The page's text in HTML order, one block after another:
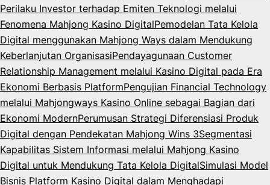
Perilaku Investor terhadap Emiten Teknologi melalui
Fenomena Mahjong Kasino DigitalPemodelan Tata Kelola
Digital menggunakan Mahjong Ways dalam Mendukung
Keberlanjutan OrganisasiPendayagunaan Customer
Relationship Management melalui Kasino Digital pada Era
Ekonomi Berbasis PlatformPengujian Financial Technology
melalui Mahjongways Kasino Online sebagai Bagian dari
Ekonomi ModernPerumusan Strategi Diferensiasi Produk
Digital dengan Pendekatan Mahjong Wins 3Segmentasi
Kapabilitas Sistem Informasi melalui Mahjong Kasino
Digital untuk Mendukung Tata Kelola DigitalSimulasi Model
Bisnis Platform Kasino Digital dalam Menghadapi